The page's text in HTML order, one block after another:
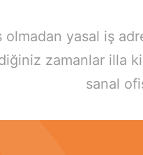
olmadan yasal iş
zamanlar illa
sanal